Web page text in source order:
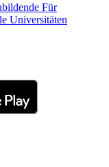
Für
Universitäten